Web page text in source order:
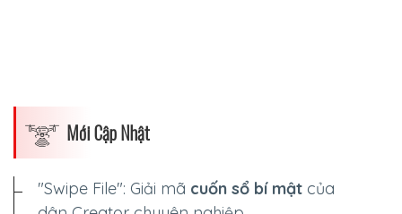
Mới Cập Nhật
"Swipe File": Giải mã cuốn sổ bí mật của